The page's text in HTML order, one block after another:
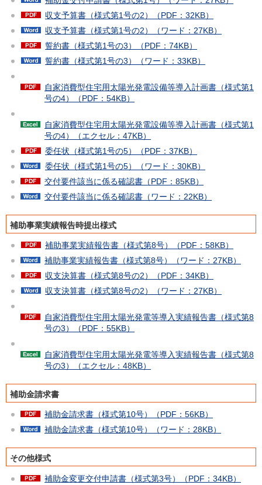
収支予算書（様式第1号の2）（PDF：32KB）
収支予算書（様式第1号の2）（ワード：27KB）
誓約書（様式第1号の3）（PDF：74KB）
誓約書（様式第1号の3）（ワード：33KB）
自家消費型住宅用太陽光発電設備等導入計画書（様式第1
号の4）（PDF：54KB）
自家消費型住宅用太陽光発電設備等導入計画書（様式第1
号の4）（エクセル：47KB）
委任状（様式第1号の5）（PDF：37KB）
委任状（様式第1号の5）（ワード：30KB）
交付要件該当に係る確認書（PDF：85KB）
交付要件該当に係る確認書（ワード：22KB）
補助事業実績報告時提出様式
補助事業実績報告書（様式第8号）（PDF：58KB）
補助事業実績報告書（様式第8号）（ワード：27KB）
収支決算書（様式第8号の2）（PDF：34KB）
収支決算書（様式第8号の2）（ワード：27KB）
自家消費型住宅用太陽光発電等導入実績報告書（様式第8
号の3）（PDF：55KB）
自家消費型住宅用太陽光発電等導入実績報告書（様式第8
号の3）（エクセル：48KB）
補助金請求書
補助金請求書（様式第10号）（PDF：56KB）
補助金請求書（様式第10号）（ワード：28KB）
その他様式
補助金変更交付申請書（様式第3号）（PDF：34KB）